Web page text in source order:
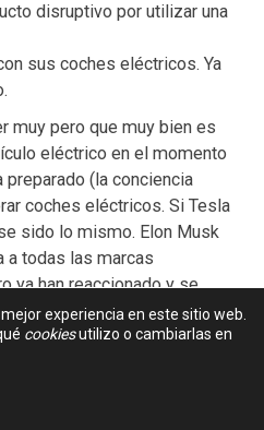
disruptivo por utilizar una
sus coches eléctricos. Ya
muy pero que muy bien es
eléctrico en el momento
(la conciencia
coches eléctricos. Si Tesla
sido lo mismo. Elon Musk
a todas las marcas
ya han reaccionado y se
Y por supuesto, su fundador
vender y colocar sus
mérito es enorme ya que
una marca de
gigantes del mercado no
experiencia en este sitio web.
cookiesutilizo o cambiarlas en